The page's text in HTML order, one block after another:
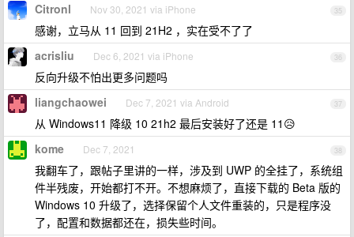
35
Citronl Nov 30, 2021 via iPhone
感谢，立马从 11 回到 21H2 ，实在受不了了
36
acrisliu Dec 6, 2021 via iPhone
反向升级不怕出更多问题吗
37
liangchaowei Dec 7, 2021 via Android
从 Windows11 降级 10 21h2 最后安装好了还是 11😥
38
kome Dec 7, 2021
我翻车了，跟帖子里讲的一样，涉及到 UWP 的全挂了，系统组
件半残废，开始都打不开。不想麻烦了，直接下载的 Beta 版的
Windows 10 升级了，选择保留个人文件重装的，只是程序没
了，配置和数据都还在，损失些时间。